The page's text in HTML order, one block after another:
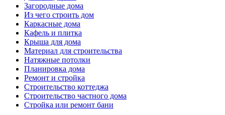
Загородные дома
Из чего строить дом
Каркасные дома
Кафель и плитка
Крыша для дома
Материал для строительства
Натяжные потолки
Планировка дома
Ремонт и стройка
Строительство коттеджа
Строительство частного дома
Стройка или ремонт бани